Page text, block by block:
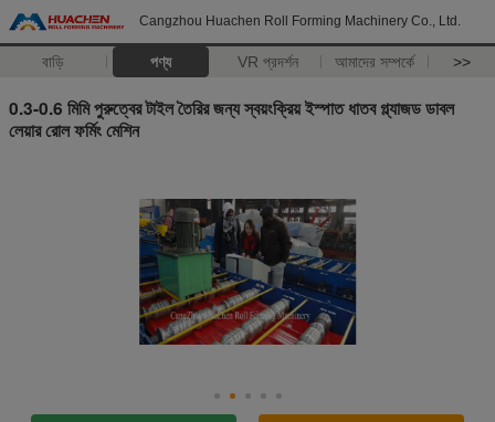
Cangzhou Huachen Roll Forming Machinery Co., Ltd.
বাড়ি পণ্য VR প্রদর্শন আমাদের সম্পর্কে >>
0.3-0.6 মিমি পুরুত্বের টাইল তৈরির জন্য স্বয়ংক্রিয় ইস্পাত ধাতব গ্ল্যাজড ডাবল
লেয়ার রোল ফর্মিং মেশিন